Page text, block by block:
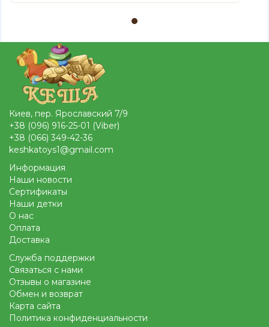
Киев, пер. Ярославский 7/9
+38 (096) 916-25-01 (Viber)
+38 (066) 349-42-36
keshkatoys1@gmail.com
Информация
Наши новости
Сертификаты
Наши детки
О нас
Оплата
Доставка
Служба поддержки
Связаться с нами
Отзывы о магазине
Обмен и возврат
Карта сайта
Политика конфиденциальности